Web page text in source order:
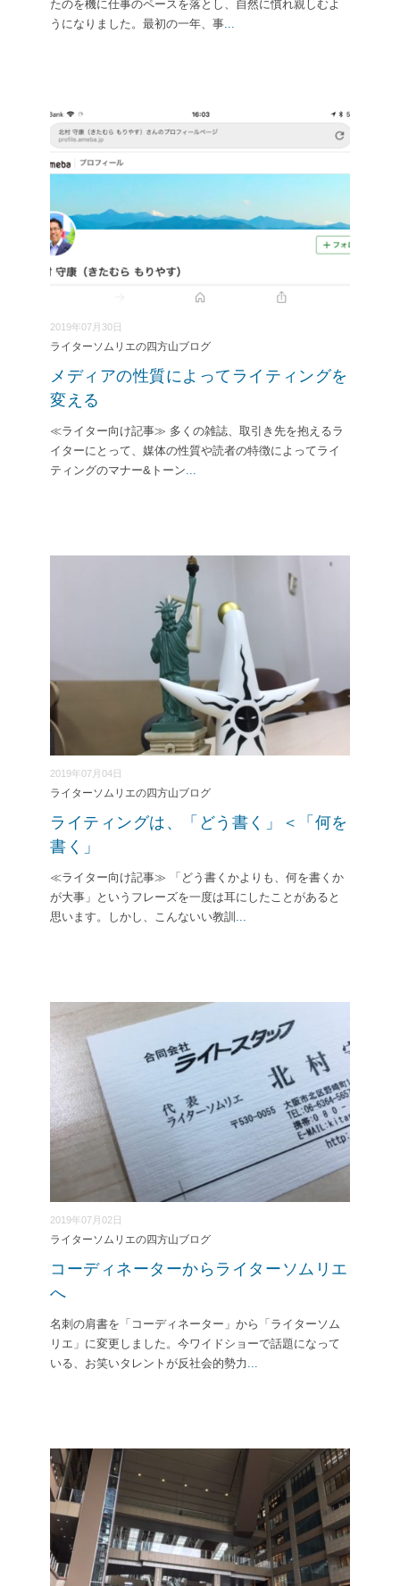
たのを機に仕事のペースを落とし、自然に慣れ親しむよ
うになりました。最初の一年、事...
2019年07月30日
ライターソムリエの四方山ブログ
メディアの性質によってライティングを
変える
≪ライター向け記事≫ 多くの雑誌、取引き先を抱えるラ
イターにとって、媒体の性質や読者の特徴によってライ
ティングのマナー&トーン...
2019年07月04日
ライターソムリエの四方山ブログ
ライティングは、「どう書く」＜「何を
書く」
≪ライター向け記事≫ 「どう書くかよりも、何を書くか
が大事」というフレーズを一度は耳にしたことがあると
思います。しかし、こんないい教訓 ...
2019年07月02日
ライターソムリエの四方山ブログ
コーディネーターからライターソムリエ
へ
名刺の肩書を「コーディネーター」から「ライターソム
リエ」に変更しました。今ワイドショーで話題になって
いる、お笑いタレントが反社会的勢力 ...